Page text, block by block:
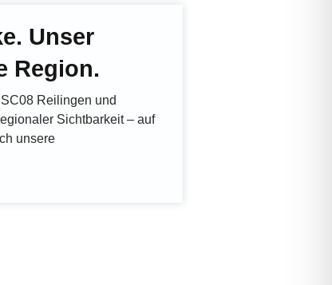
Unser
Region.
Reilingen und
Sichtbarkeit – auf
unsere